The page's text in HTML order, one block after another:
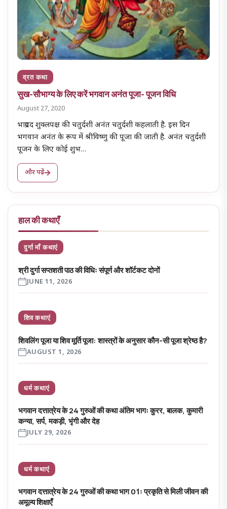
व्रत कथा
सुख-सौभाग्य के लिए करें भगवान अनंत पूजा- पूजन विधि
August 27, 2020
भाद्रपद शुक्लपक्ष की चतुर्दशी अनंत चतुर्दशी कहलाती है. इस दिन
भगवान अनंत के रूप में श्रीविष्णु की पूजा की जाती है. अनंत चतुर्दशी
पूजन के लिए कोई शुभ…
और पढ़ें
हाल की कथाएँ
दुर्गा माँ कथाएं
श्री दुर्गा सप्तशती पाठ की विधिः संपूर्ण और शॉर्टकट दोनों
JUNE 11, 2026
शिव कथाएं
शिवलिंग पूजा या शिव मूर्ति पूजा: शास्त्रों के अनुसार कौन-सी पूजा श्रेष्ठ है?
AUGUST 1, 2026
धर्म कथाएं
भगवान दत्तात्रेय के 24 गुरुओं की कथा अंतिम भागः कुरर, बालक, कुमारी
कन्या, सर्प, मकड़ी, भृंगी और देह
JULY 29, 2026
धर्म कथाएं
भगवान दत्तात्रेय के 24 गुरुओं की कथा भाग 01ः प्रकृति से मिली जीवन की
अमूल्य शिक्षाएँ